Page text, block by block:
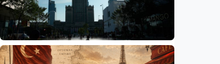
pelajaran berbasis industri, dari AI hingga
pariwisata
Indonesia •06 Aug 2026
Humaniora